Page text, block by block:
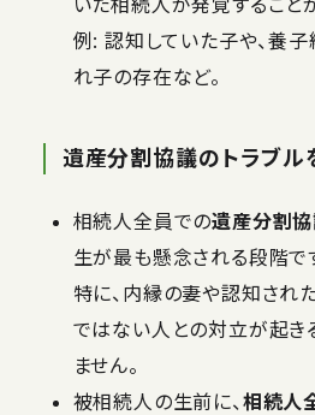
例: 認知していた子や、養
れ子の存在など。
遺産分割協議のトラブル
相続人全員での遺産分割
生が最も懸念される段階で
特に、内縁の妻や認知され
ではない人との対立が起き
ません。
被相続人の生前に、 相続人